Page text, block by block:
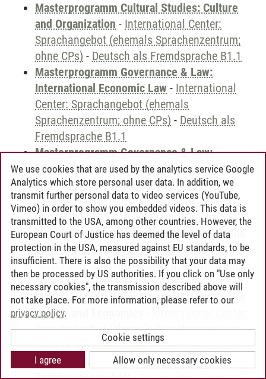
Masterprogramm Cultural Studies: Culture
and Organization - International Center:
Sprachangebot (ehemals Sprachenzentrum;
ohne CPs) - Deutsch als Fremdsprache B1.1
Masterprogramm Governance & Law:
International Economic Law - International
Center: Sprachangebot (ehemals
Sprachenzentrum; ohne CPs) - Deutsch als
Fremdsprache B1.1
Masterprogramm Governance & Law:
International Law of Global Security, Peace
and Development-International Center:
Sprachangebot (ehemals Sprachenzentrum;
ohne CPs) -Deutsch als Fremdsprache B1.1
Masterprogramm Governance & Law: Public
Affairs and Democracy-International Center:
Sprachangebot (ehemals Sprachenzentrum;
ohne CPs)-Deutsch als Fremdsprache B1.1
Masterprogramm Governance & Law: Public
Affairs and Economics
Sprachangebot (ehemals Sprachenzentrum;
ohne CPs)-Deutsch als Fremdsprache B1.1
Masterprogramm Governance & Law:
We use cookies that are used by the analytics service Google
Analytics which store personal user data. In addition, we
transmit further personal data to video services (YouTube,
Vimeo) in order to show you embedded videos. This data is
transmitted to the USA, among other countries. However, the
European Court of Justice has deemed the level of data
protection in the USA, measured against EU standards, to be
insufficient. There is also the possibility that your data may
then be processed by US authorities. If you click on "Use only
necessary cookies", the transmission described above will
not take place. For more information, please refer to our
privacy policy.
Cookie settings
Allow only necessary cookies
I agree